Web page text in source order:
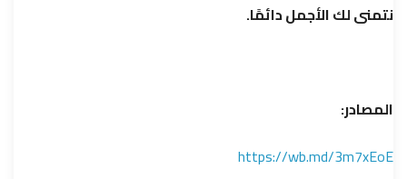
نتمنى لك الأجمل دائمًا.
المصادر:
https://wb.md/3m7xEoE